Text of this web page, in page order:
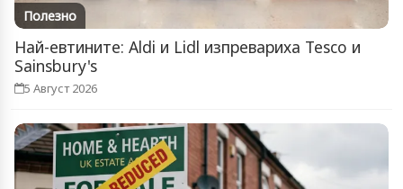
Полезно
Най-евтините: Aldi и Lidl изпревариха Tesco и
Sainsbury's
5 Август 2026